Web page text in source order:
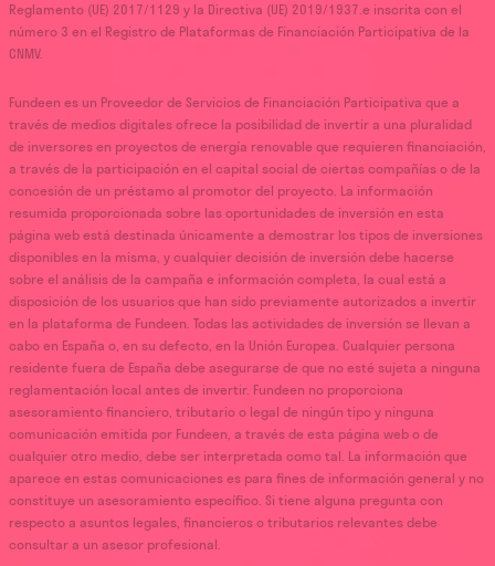
Reglamento (UE) 2017/1129 y la Directiva (UE) 2019/1937.e inscrita con el
número 3 en el Registro de Plataformas de Financiación Participativa de la
CNMV.
Fundeen es un Proveedor de Servicios de Financiación Participativa que a
través de medios digitales ofrece la posibilidad de invertir a una pluralidad
de inversores en proyectos de energía renovable que requieren financiación,
a través de la participación en el capital social de ciertas compañías o de la
concesión de un préstamo al promotor del proyecto. La información
resumida proporcionada sobre las oportunidades de inversión en esta
página web está destinada únicamente a demostrar los tipos de inversiones
disponibles en la misma, y cualquier decisión de inversión debe hacerse
sobre el análisis de la campaña e información completa, la cual está a
disposición de los usuarios que han sido previamente autorizados a invertir
en la plataforma de Fundeen. Todas las actividades de inversión se llevan a
cabo en España o, en su defecto, en la Unión Europea. Cualquier persona
residente fuera de España debe asegurarse de que no esté sujeta a ninguna
reglamentación local antes de invertir. Fundeen no proporciona
asesoramiento financiero, tributario o legal de ningún tipo y ninguna
comunicación emitida por Fundeen, a través de esta página web o de
cualquier otro medio, debe ser interpretada como tal. La información que
aparece en estas comunicaciones es para fines de información general y no
constituye un asesoramiento específico. Si tiene alguna pregunta con
respecto a asuntos legales, financieros o tributarios relevantes debe
consultar a un asesor profesional.